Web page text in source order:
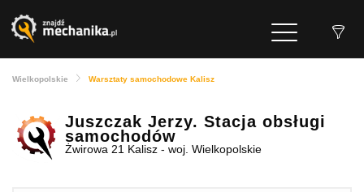
Wielkopolskie Warsztaty samochodowe Kalisz
Juszczak Jerzy. Stacja obsługi
samochodów
Żwirowa 21 Kalisz - woj. Wielkopolskie